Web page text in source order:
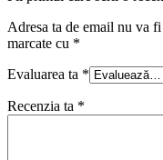
Adresa ta de email nu va
marcate cu *
Evaluarea ta *
Recenzia ta *